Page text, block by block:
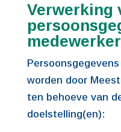
Verwerking
worden door
ten behoeve van
doelstelling(en):